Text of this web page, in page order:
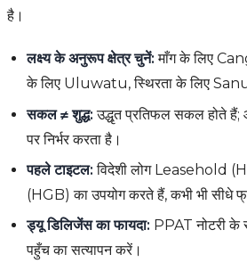
है।
लक्ष्य के अनुरूप क्षेत्र चुनें: माँग के लिए
के लिए Uluwatu, स्थिरता के लिए
सकल ≠ शुद्ध: उद्धृत प्रतिफल सकल होते
पर निर्भर करता है।
पहले टाइटल: विदेशी लोग Leasehold
(HGB) का उपयोग करते हैं, कभी भी सीधे
ड्यू डिलिजेंस का फायदा: PPAT नोटरी के
पहुँच का सत्यापन करें।